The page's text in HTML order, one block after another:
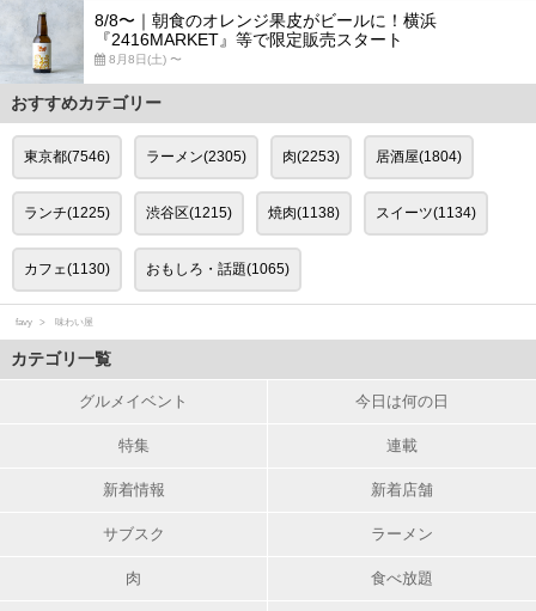
8/8〜｜朝食のオレンジ果皮がビールに！横浜
『2416MARKET』等で限定販売スタート
8月8日(土) 〜
おすすめカテゴリー
東京都(7546) ラーメン(2305) 肉(2253) 居酒屋(1804)
ランチ(1225) 渋谷区(1215) 焼肉(1138) スイーツ(1134)
カフェ(1130) おもしろ・話題(1065)
favy 味わい屋
カテゴリ一覧
グルメイベント 今日は何の日
特集 連載
新着情報 新着店舗
サブスク ラーメン
肉 食べ放題